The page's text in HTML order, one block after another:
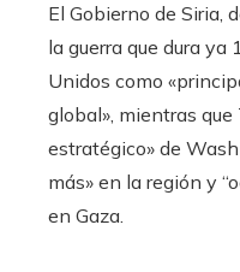
El Gobierno de Siria,
la guerra que dura ya
Unidos como
global», mientras
estratégico» de
más» en la región y
en Gaza.